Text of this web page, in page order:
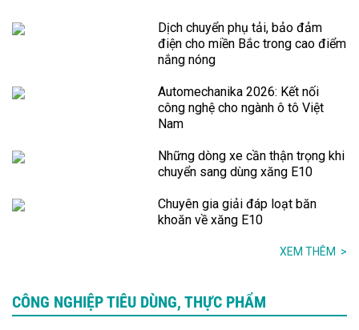
Dịch chuyển phụ tải, bảo đảm
điện cho miền Bắc trong cao điểm
nắng nóng
Automechanika 2026: Kết nối
công nghệ cho ngành ô tô Việt
Nam
Những dòng xe cần thận trọng khi
chuyển sang dùng xăng E10
Chuyên gia giải đáp loạt băn
khoăn về xăng E10
XEM THÊM >
CÔNG NGHIỆP TIÊU DÙNG, THỰC PHẨM